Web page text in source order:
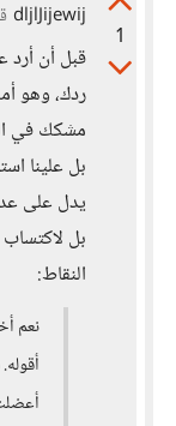
1
dljlJijewij
قبل أن
ردك، وهو
مشكك في
بل علينا
يدل على
بل لاكتساب
النقاط:
نعم